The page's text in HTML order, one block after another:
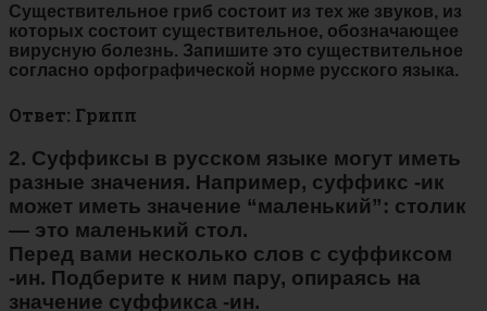
Существительное гриб состоит из тех же звуков, из
которых состоит существительное, обозначающее
вирусную болезнь. Запишите это существительное
согласно орфографической норме русского языка.
Ответ: Грипп
2. Суффиксы в русском языке могут иметь
разные значения. Например, суффикс -ик
может иметь значение “маленький”: столик
— это маленький стол.
Перед вами несколько слов с суффиксом
-ин. Подберите к ним пару, опираясь на
значение суффикса -ин.